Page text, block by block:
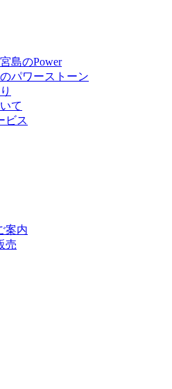
島のPower
パワーストーン
て
ビス
案内
売